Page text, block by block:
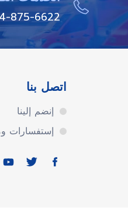
875-6622
اتصل بنا
إنضم إلينا
إستفسارات